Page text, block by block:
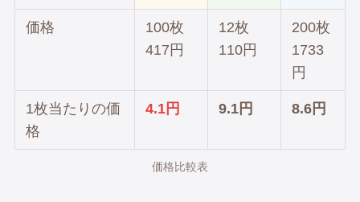
価格
100枚
417円
12枚
110円
200枚
1733
円
1枚当たりの価
格
4.1円 9.1円 8.6円
価格比較表